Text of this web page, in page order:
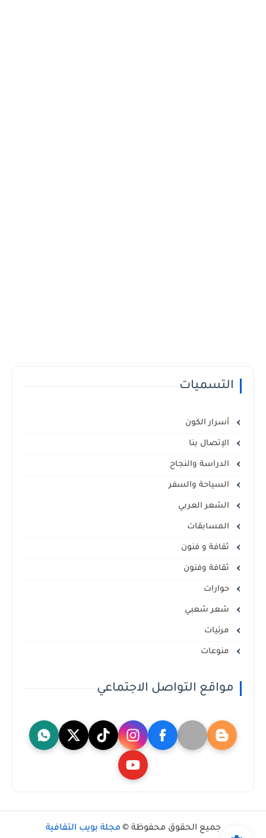
التسميات
أسرار الكون
الإتصال بنا
الدراسة والنجاح
السياحة والسفر
الشعر العربي
المسابقات
ثقافة و فنون
ثقافة وفنون
حوارات
شعر شعبي
مرئيات
منوعات
مواقع التواصل الاجتماعي
جميع الحقوق محفوظة © مجلة بويب الثقافية